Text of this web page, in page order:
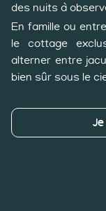
des nuits à
En famille ou
le cottage
alterner entre
bien sûr sous le